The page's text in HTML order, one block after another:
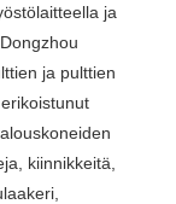
ja
ja pulttien
kiinnikkeitä,